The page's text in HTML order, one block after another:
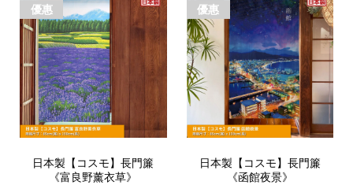
優惠
日本製【コスモ】長門簾
《富良野薰衣草》
優惠
日本製【コスモ】長門簾
《函館夜景》